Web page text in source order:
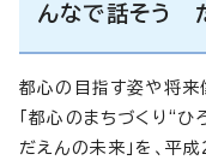
んなで話そう
都心の目指す姿や将来
「都心のまちづくり“
だえんの未来」を、平